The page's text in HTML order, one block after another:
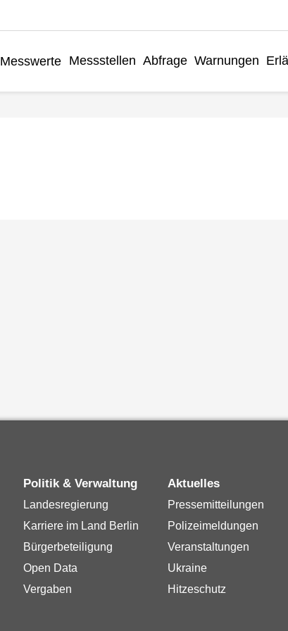
Messwerte Messstellen Abfrage Warnungen
Politik & Verwaltung
Landesregierung
Karriere im Land Berlin
Bürgerbeteiligung
Open Data
Vergaben
Aktuelles
Pressemitteilungen
Polizeimeldungen
Veranstaltungen
Ukraine
Hitzeschutz